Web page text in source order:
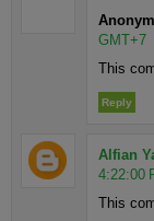
GMT+7
This
Reply
Alfian
4:22:00
This